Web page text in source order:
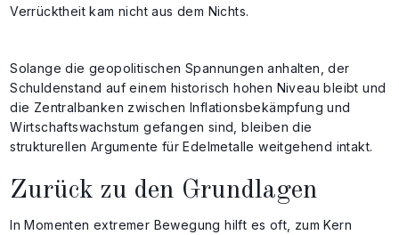
Verrücktheit kam nicht aus dem Nichts.
Solange die geopolitischen Spannungen anhalten, der
Schuldenstand auf einem historisch hohen Niveau bleibt und
die Zentralbanken zwischen Inflationsbekämpfung und
Wirtschaftswachstum gefangen sind, bleiben die
strukturellen Argumente für Edelmetalle weitgehend intakt.
Zurück zu den Grundlagen
In Momenten extremer Bewegung hilft es oft, zum Kern